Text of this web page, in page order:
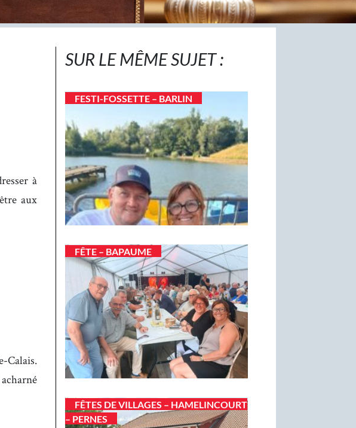
à
aux
Calais.
SUR LE MÊME SUJET :
FESTI-FOSSETTE – BARLIN
FÊTE – BAPAUME
FÊTES DE VILLAGES – HAMELINCOURT
– PERNES